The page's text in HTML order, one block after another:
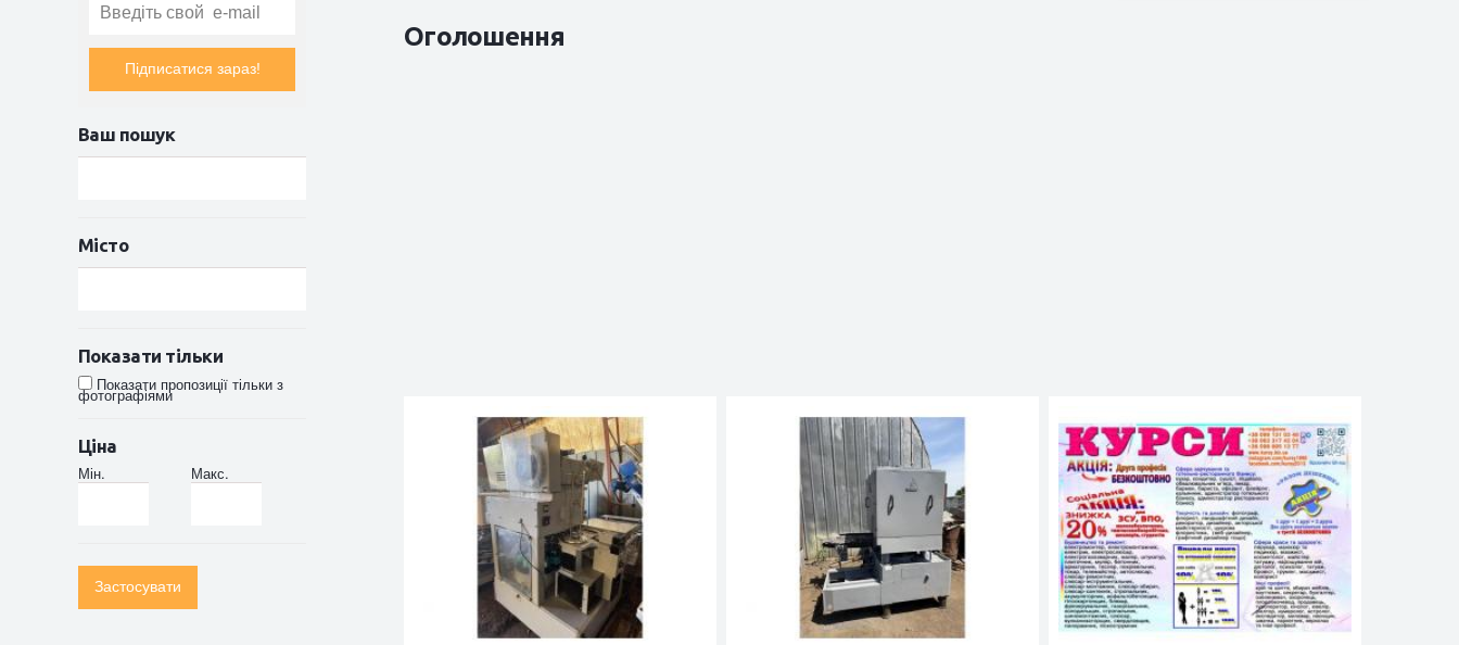
Підписатися зараз!
Ваш пошук
Місто
Показати тільки
Показати пропозиції тільки з
фотографіями
Ціна
Мін.
Макс.
Застосувати
Оголошення